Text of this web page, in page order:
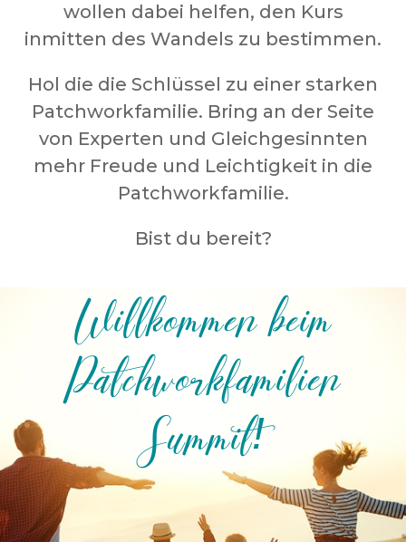
wollen dabei helfen, den Kurs
inmitten des Wandels zu bestimmen.
Hol die die Schlüssel zu einer starken
Patchworkfamilie. Bring an der Seite
von Experten und Gleichgesinnten
mehr Freude und Leichtigkeit in die
Patchworkfamilie.
Bist du bereit?
Willkommen beim
Patchworkfamilien
Summit!